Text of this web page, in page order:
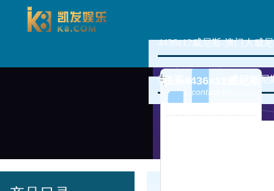
4436x12威尼斯-澳门人威
新闻资讯 4436x12威
联系4436x12威尼斯
contact us